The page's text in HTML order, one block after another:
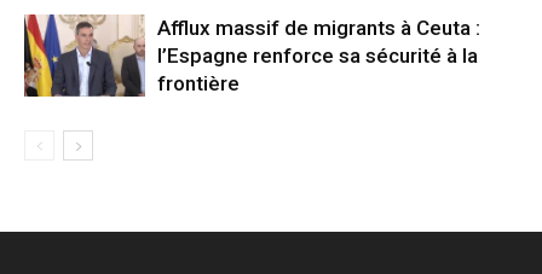
Afflux massif de migrants à Ceuta :
l’Espagne renforce sa sécurité à la
frontière